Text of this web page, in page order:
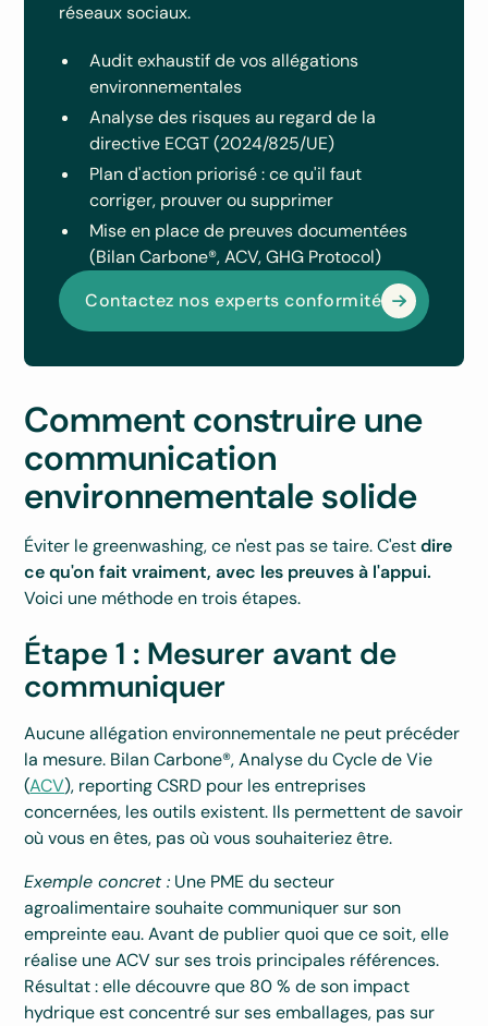
réseaux sociaux.
Audit exhaustif de vos allégations
environnementales
Analyse des risques au regard de la
directive ECGT (2024/825/UE)
Plan d'action priorisé : ce qu'il faut
corriger, prouver ou supprimer
Mise en place de preuves documentées
(Bilan Carbone®, ACV, GHG Protocol)
Contactez nos experts conformité
Comment construire une
communication
environnementale solide
Éviter le greenwashing, ce n'est pas se taire. C'estdire
ce qu'on fait vraiment, avec les preuves à l'appui.
Voici une méthode en trois étapes.
Étape 1 : Mesurer avant de
communiquer
Aucune allégation environnementale ne peut précéder
la mesure. Bilan Carbone®, Analyse du Cycle de Vie
(ACV), reporting CSRD pour les entreprises
concernées, les outils existent. Ils permettent de savoir
où vous en êtes, pas où vous souhaiteriez être.
Exemple concret : Une PME du secteur
agroalimentaire souhaite communiquer sur son
empreinte eau. Avant de publier quoi que ce soit, elle
réalise une ACV sur ses trois principales références.
Résultat : elle découvre que 80 % de son impact
hydrique est concentré sur ses emballages, pas sur